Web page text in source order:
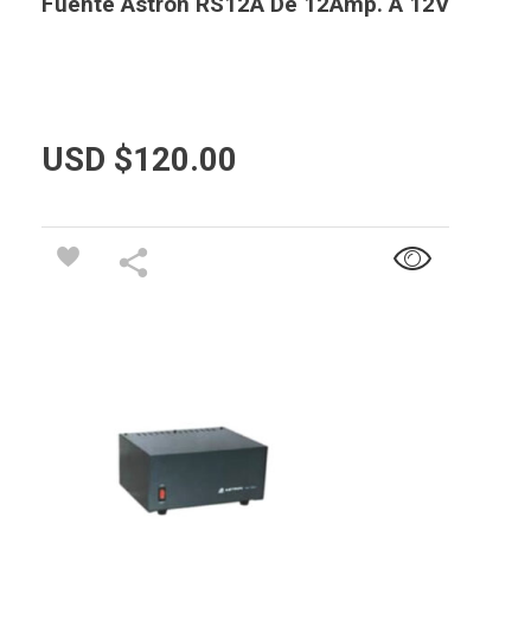
USD $120.00